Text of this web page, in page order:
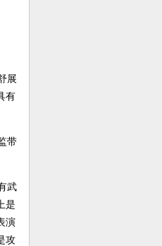
展
有
带
武
是
演
攻